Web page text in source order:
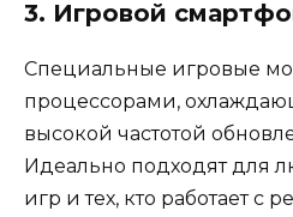
3. Игровой
Специальные игровые
процессорами,
высокой частотой
Идеально подходят для
игр и тех, кто работает с